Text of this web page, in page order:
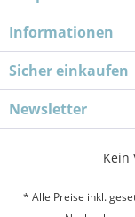
Informationen
Sicher einkaufen
Newsletter
Kein
* Alle Preise inkl.